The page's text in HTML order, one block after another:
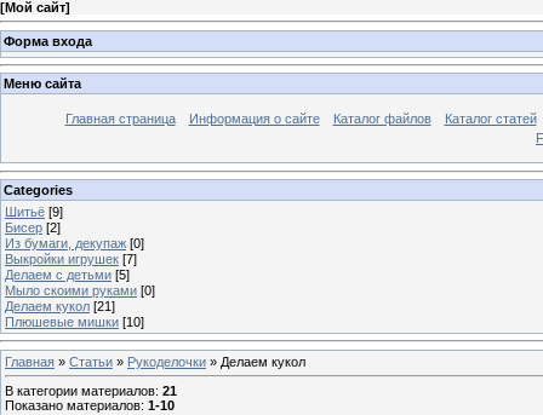
[Мой сайт]
Форма входа
Меню сайта
Главная страница Информация о сайте Каталог файлов
Каталог статей
Categories
Шитьё [9]
Бисер [2]
Из бумаги, декупаж [0]
Выкройки игрушек [7]
Делаем с детьми [5]
Мыло скоими руками [0]
Делаем кукол [21]
Плюшевые мишки [10]
Главная » Статьи » Рукоделочки » Делаем кукол
В категории материалов: 21
Показано материалов: 1-10